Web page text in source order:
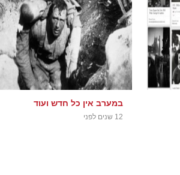
במערב אין כל חדש ועוד
12 שנים לפני